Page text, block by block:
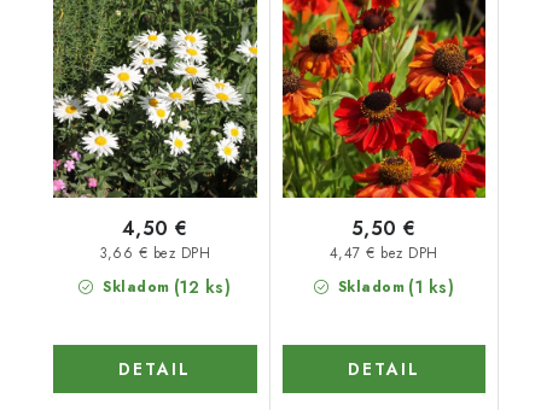
Skladom (12 ks)
3,66 € bez DPH
4,50 €
DETAIL
Skladom (1 ks)
4,47 € bez DPH
5,50 €
DETAIL